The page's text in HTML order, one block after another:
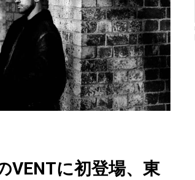
VENTに初登場、東